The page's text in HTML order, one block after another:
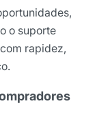
o suporte
rapidez,
as nossas